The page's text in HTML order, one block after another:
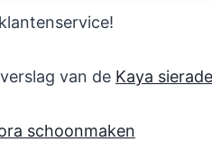
van de Kaya
schoonmaken